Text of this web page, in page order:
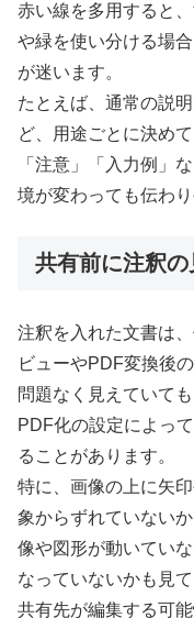
赤い線を多用すると
や緑を使い分ける場
が迷います。
たとえば、通常の説
ど、用途ごとに決め
「注意」「入力例」
境が変わっても伝わり
共有前に注釈
注釈を入れた文書は
ビューやPDF変換後
問題なく見えていて
PDF化の設定によっ
ることがあります。
特に、画像の上に矢
象からずれていない
像や図形が動いてい
なっていないかも見て
共有先が編集する可